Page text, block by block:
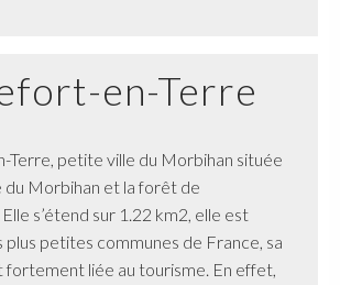
en-Terre
Terre, petite ville du Morbihan située
du Morbihan et la forêt de
s’étend sur 1.22 km2, elle est
plus petites communes de France, sa
liée au tourisme. En effet,